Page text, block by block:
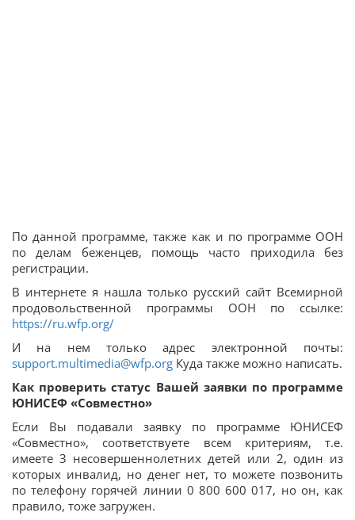
По данной программе, также как и по программе ООН
по делам беженцев, помощь часто приходила без
регистрации.
В интернете я нашла только русский сайт Всемирной
продовольственной программы ООН по ссылке:
https://ru.wfp.org/
И на нем только адрес электронной почты:
support.multimedia@wfp.org Куда также можно написать.
Как проверить статус Вашей заявки по программе
ЮНИСЕФ «Совместно»
Если Вы подавали заявку по программе ЮНИСЕФ
«Совместно», соответствуете всем критериям, т.е.
имеете 3 несовершеннолетних детей или 2, один из
которых инвалид, но денег нет, то можете позвонить
по телефону горячей линии 0 800 600 017, но он, как
правило, тоже загружен.